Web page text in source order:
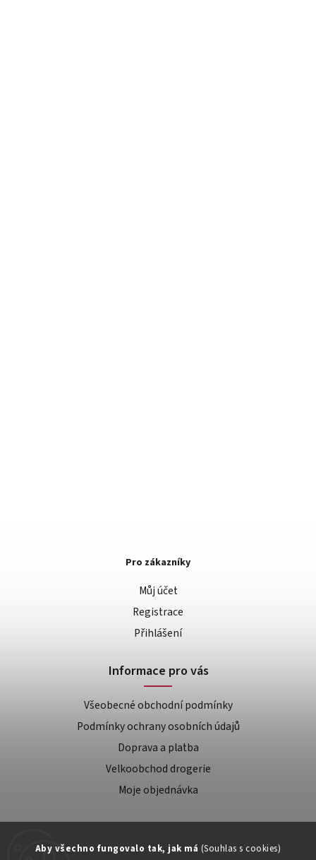
Aby všechno fungovalo tak, jak má (Souhlas s cookies)
Pro zákazníky
Můj účet
Registrace
Přihlášení
Informace pro vás
Všeobecné obchodní podmínky
Podmínky ochrany osobních údajů
Doprava a platba
Velkoobchod drogerie
Moje objednávka